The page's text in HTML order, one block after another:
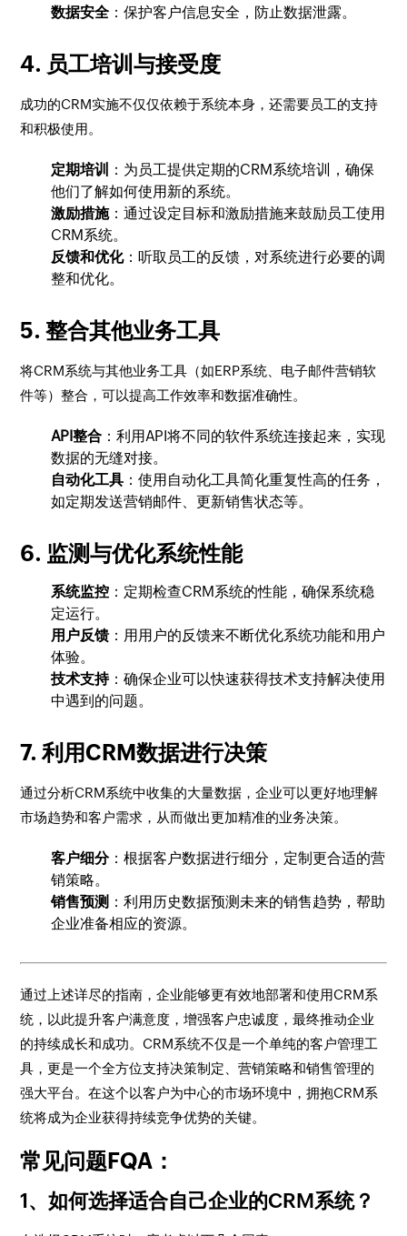
数据安全 ：保护客户信息安全，防止数据泄露。
4. 员工培训与接受度
成功的CRM实施不仅仅依赖于系统本身，还需要员工的支持
和积极使用。
定期培训 ：为员工提供定期的CRM系统培训，确保
他们了解如何使用新的系统。
激励措施：通过设定目标和激励措施来鼓励员工使用
CRM系统。
反馈和优化：听取员工的反馈，对系统进行必要的调
整和优化。
5. 整合其他业务工具
将CRM系统与其他业务工具（如ERP系统、电子邮件营销软
件等）整合，可以提高工作效率和数据准确性。
API整合 ：利用API将不同的软件系统连接起来，实现
数据的无缝对接。
自动化工具 ：使用自动化工具简化重复性高的任务，
如定期发送营销邮件、更新销售状态等。
6. 监测与优化系统性能
系统监控 ：定期检查CRM系统的性能，确保系统稳
定运行。
用户反馈 ：用用户的反馈来不断优化系统功能和用户
体验。
技术支持：确保企业可以快速获得技术支持解决使用
中遇到的问题。
7. 利用CRM数据进行决策
通过分析CRM系统中收集的大量数据，企业可以更好地理解
市场趋势和客户需求，从而做出更加精准的业务决策。
客户细分：根据客户数据进行细分，定制更合适的营
销策略。
销售预测 ：利用历史数据预测未来的销售趋势，帮助
企业准备相应的资源。
通过上述详尽的指南，企业能够更有效地部署和使用CRM系
统，以此提升客户满意度，增强客户忠诚度，最终推动企业
的持续成长和成功。CRM系统不仅是一个单纯的客户管理工
具，更是一个全方位支持决策制定、营销策略和销售管理的
强大平台。在这个以客户为中心的市场环境中，拥抱CRM系
统将成为企业获得持续竞争优势的关键。
常见问题FQA：
1、如何选择适合自己企业的CRM系统？